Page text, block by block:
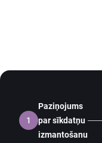
1
Paziņojums
par sīkdatņu
izmantošanu